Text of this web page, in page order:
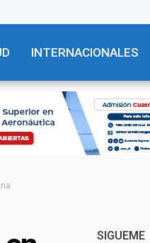
INTERNACIONALES
SIGUEME